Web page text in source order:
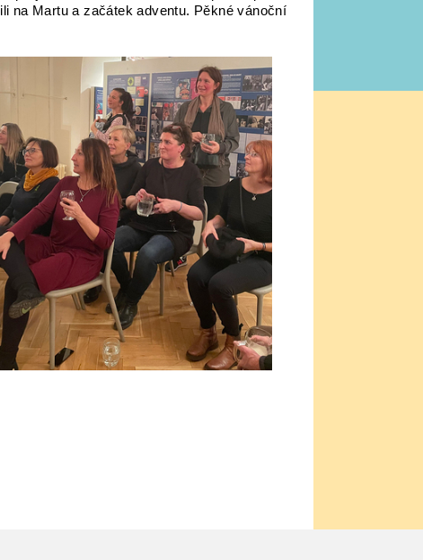
na Martu a začátek adventu. Pěkné vánoční